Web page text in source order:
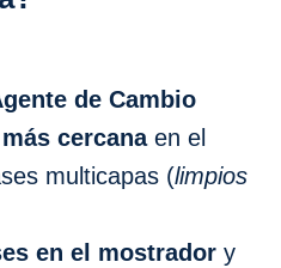
de Cambio
cercanaen el
multicapas (limpios
en el mostrador y